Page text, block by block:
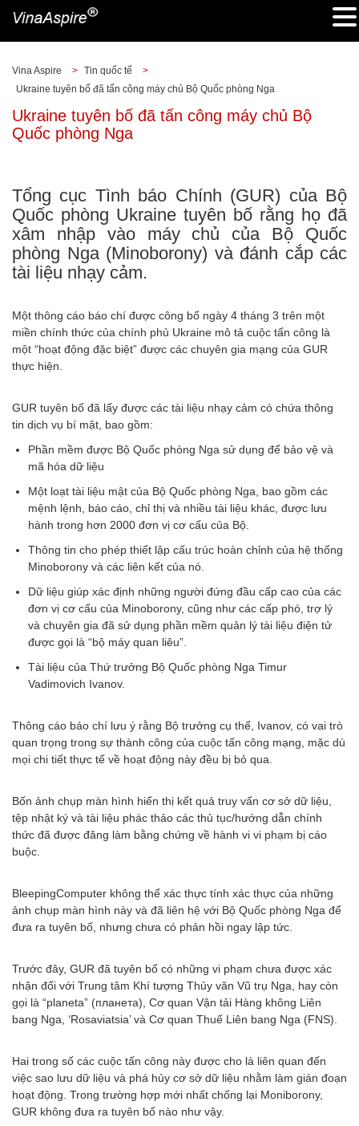
Vina Aspire > Tin quốc tế
>
Ukraine tuyên bố đã tấn công máy chủ Bộ Quốc phòng Nga
Ukraine tuyên bố đã tấn công máy chủ Bộ
Quốc phòng Nga
Tổng cục Tình báo Chính (GUR) của Bộ
Quốc phòng Ukraine tuyên bố rằng họ đã
xâm nhập vào máy chủ của Bộ Quốc
phòng Nga (Minoborony) và đánh cắp các
tài liệu nhạy cảm.
Một thông cáo báo chí được công bố ngày 4 tháng 3 trên một
miền chính thức của chính phủ Ukraine mô tả cuộc tấn công là
một “hoạt động đặc biệt” được các chuyên gia mạng của GUR
thực hiện.
GUR tuyên bố đã lấy được các tài liệu nhạy cảm có chứa thông
tin dịch vụ bí mật, bao gồm:
Phần mềm được Bộ Quốc phòng Nga sử dụng để bảo vệ và
mã hóa dữ liệu
Một loạt tài liệu mật của Bộ Quốc phòng Nga, bao gồm các
mệnh lệnh, báo cáo, chỉ thị và nhiều tài liệu khác, được lưu
hành trong hơn 2000 đơn vị cơ cấu của Bộ.
Thông tin cho phép thiết lập cấu trúc hoàn chỉnh của hệ thống
Minoborony và các liên kết của nó.
Dữ liệu giúp xác định những người đứng đầu cấp cao của các
đơn vị cơ cấu của Minoborony, cũng như các cấp phó, trợ lý
và chuyên gia đã sử dụng phần mềm quản lý tài liệu điện tử
được gọi là “bộ máy quan liêu”.
Tài liệu của Thứ trưởng Bộ Quốc phòng Nga Timur
Vadimovich Ivanov.
Thông cáo báo chí lưu ý rằng Bộ trưởng cụ thể, Ivanov, có vai trò
quan trọng trong sự thành công của cuộc tấn công mạng, mặc dù
mọi chi tiết thực tế về hoạt động này đều bị bỏ qua.
Bốn ảnh chụp màn hình hiển thị kết quả truy vấn cơ sở dữ liệu,
tệp nhật ký và tài liệu phác thảo các thủ tục/hướng dẫn chính
thức đã được đăng làm bằng chứng về hành vi vi phạm bị cáo
buộc.
BleepingComputer không thể xác thực tính xác thực của những
ảnh chụp màn hình này và đã liên hệ với Bộ Quốc phòng Nga để
đưa ra tuyên bố, nhưng chưa có phản hồi ngay lập tức.
Trước đây, GUR đã tuyên bố có những vi phạm chưa được xác
nhận đối với Trung tâm Khí tượng Thủy văn Vũ trụ Nga, hay còn
gọi là “planeta” (планета), Cơ quan Vận tải Hàng không Liên
bang Nga, ‘Rosaviatsia’ và Cơ quan Thuế Liên bang Nga (FNS).
Hai trong số các cuộc tấn công này được cho là liên quan đến
việc sao lưu dữ liệu và phá hủy cơ sở dữ liệu nhằm làm gián đoạn
hoạt động. Trong trường hợp mới nhất chống lại Moniborony,
GUR không đưa ra tuyên bố nào như vậy.